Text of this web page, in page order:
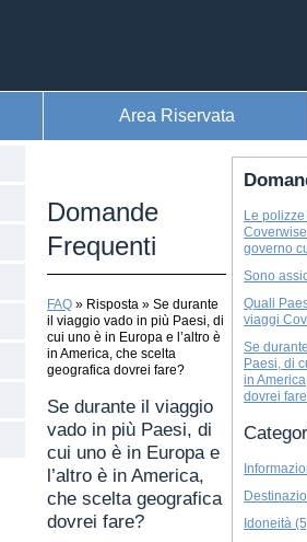
Area Riservata
Domande
Frequenti
FAQ » Risposta » Se durante
il viaggio vado in più Paesi, di
cui uno è in Europa e l’altro è
in America, che scelta
geografica dovrei fare?
Se durante il viaggio
vado in più Paesi, di
cui uno è in Europa e
l’altro è in America,
che scelta geografica
dovrei fare?
Le
governo
Sono
Quali
viaggi
Se
Paesi, di
in
dovrei
Idoneità